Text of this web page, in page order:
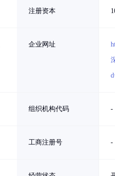
注册资本
企业网址
组织机构代码 -
工商注册号 -